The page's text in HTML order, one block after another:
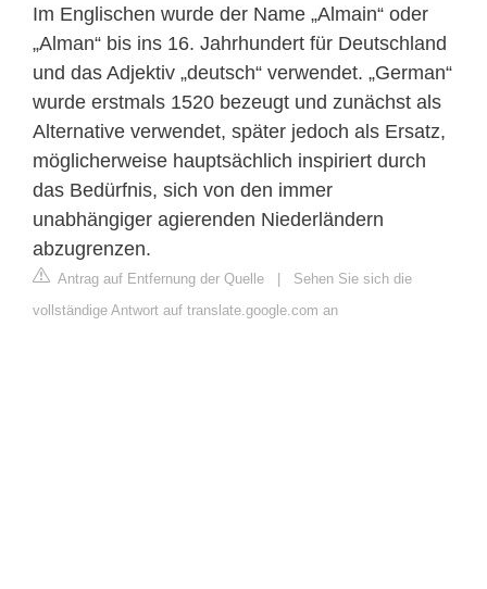
Im Englischen wurde der Name „Almain“ oder
„Alman“ bis ins 16. Jahrhundert für Deutschland
und das Adjektiv „deutsch“ verwendet. „German“
wurde erstmals 1520 bezeugt und zunächst als
Alternative verwendet, später jedoch als Ersatz,
möglicherweise hauptsächlich inspiriert durch
das Bedürfnis, sich von den immer
unabhängiger agierenden Niederländern
abzugrenzen.
Antrag auf Entfernung der Quelle
Sehen Sie sich die
vollständige Antwort auf translate.google.com an